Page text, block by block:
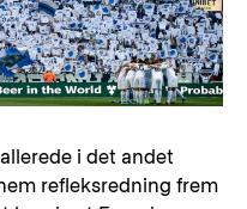
i det andet
refleksredning frem